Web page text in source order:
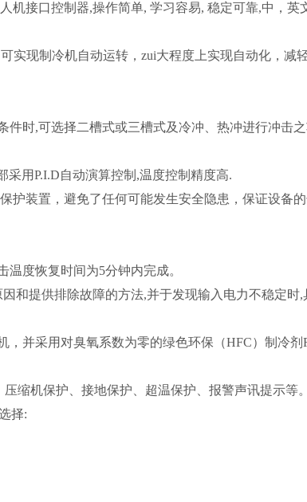
机接口控制器,操作简单, 学习容易, 稳定可靠,中，英
实现制冷机自动运转，zui大程度上实现自动化，减
时,可选择二槽式或三槽式及冷冲、热冲进行冲击
用P.I.D自动演算控制,温度控制精度高.
护装置，避免了任何可能发生安全隐患，保证设备
度恢复时间为5分钟内完成。
和提供排除故障的方法,并于发现输入电力不稳定时,
并采用对臭氧系数为零的绿色环保（HFC）制冷剂
缩机保护、接地保护、超温保护、报警声讯提示等
择: